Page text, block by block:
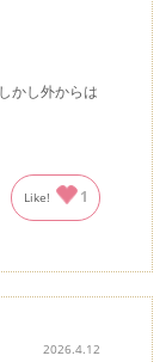
かし外からは
Like! 1
2026.4.12